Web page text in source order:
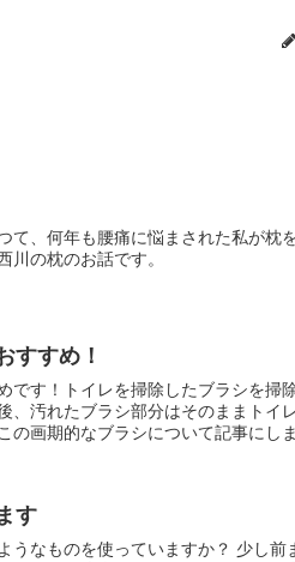
て、何年も腰痛に悩まされた私が枕
川の枕のお話です。
すすめ！
です！トイレを掃除したブラシを掃
、汚れたブラシ部分はそのままトイ
画期的なブラシについて記事にしま
す
なものを使っていますか？ 少し前